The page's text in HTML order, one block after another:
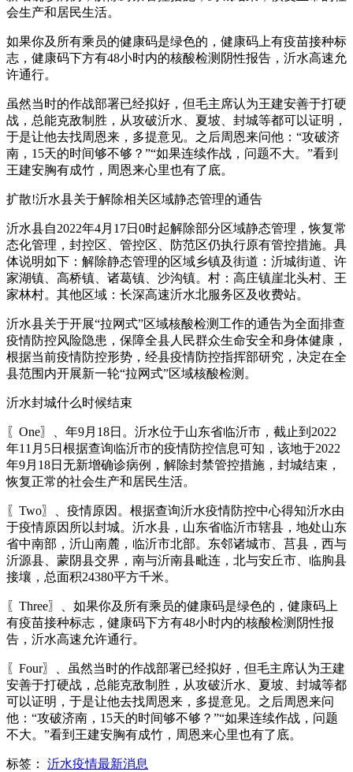
会生产和居民生活。
如果你及所有乘员的健康码是绿色的，健康码上有疫苗接种标
志，健康码下方有48小时内的核酸检测阴性报告，沂水高速允
许通行。
虽然当时的作战部署已经拟好，但毛主席认为王建安善于打硬
战，总能克敌制胜，从攻破沂水、夏坡、封城等都可以证明，
于是让他去找周恩来，多提意见。之后周恩来问他：“攻破济
南，15天的时间够不够？”“如果连续作战，问题不大。”看到
王建安胸有成竹，周恩来心里也有了底。
扩散!沂水县关于解除相关区域静态管理的通告
沂水县自2022年4月17日0时起解除部分区域静态管理，恢复常
态化管理，封控区、管控区、防范区仍执行原有管控措施。具
体说明如下：解除静态管理的区域乡镇及街道：沂城街道、许
家湖镇、高桥镇、诸葛镇、沙沟镇。村：高庄镇崖北头村、王
家林村。其他区域：长深高速沂水北服务区及收费站。
沂水县关于开展“拉网式”区域核酸检测工作的通告为全面排查
疫情防控风险隐患，保障全县人民群众生命安全和身体健康，
根据当前疫情防控形势，经县疫情防控指挥部研究，决定在全
县范围内开展新一轮“拉网式”区域核酸检测。
沂水封城什么时候结束
〖One〗、年9月18日。沂水位于山东省临沂市，截止到2022
年11月5日根据查询临沂市的疫情防控信息可知，该地于2022
年9月18日无新增确诊病例，解除封禁管控措施，封城结束，
恢复正常的社会生产和居民生活。
〖Two〗、疫情原因。根据查询沂水疫情防控中心得知沂水由
于疫情原因所以封城。沂水县，山东省临沂市辖县，地处山东
省中南部，沂山南麓，临沂市北部。东邻诸城市、莒县，西与
沂源县、蒙阴县交界，南与沂南县毗连，北与安丘市、临朐县
接壤，总面积24380平方千米。
〖Three〗、如果你及所有乘员的健康码是绿色的，健康码上
有疫苗接种标志，健康码下方有48小时内的核酸检测阴性报
告，沂水高速允许通行。
〖Four〗、虽然当时的作战部署已经拟好，但毛主席认为王建
安善于打硬战，总能克敌制胜，从攻破沂水、夏坡、封城等都
可以证明，于是让他去找周恩来，多提意见。之后周恩来问
他：“攻破济南，15天的时间够不够？”“如果连续作战，问题
不大。”看到王建安胸有成竹，周恩来心里也有了底。
标签： 沂水疫情最新消息